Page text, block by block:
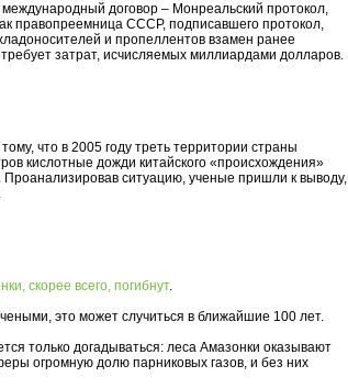
международный договор – Монреальский протокол,
правопреемница СССР, подписавшего протокол,
и пропеллентов взамен ранее
затрат, исчисляемых миллиардами долларов.
что в 2005 году треть территории страны
кислотные дожди китайского «происхождения»
ситуацию, ученые пришли к выводу,
скорее всего, погибнут.
это может случиться в ближайшие 100 лет.
только догадываться: леса Амазонки оказывают
огромную долю парниковых газов, и без них